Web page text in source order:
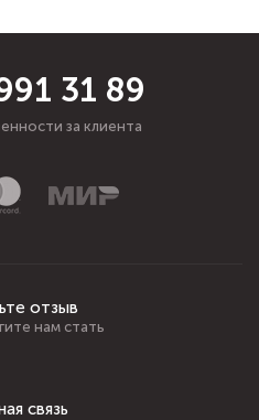
31 89
за клиента
отзыв
нам стать
связь